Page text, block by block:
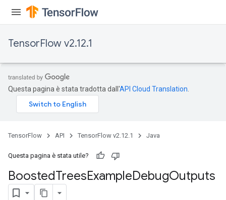
TensorFlow v2.12.1
Questa pagina è stata tradotta dall'API Cloud Translation
TensorFlow API TensorFlow v2.12.1 Java
Questa pagina è stata utile?
BoostedTreesExampleDebugOutputs